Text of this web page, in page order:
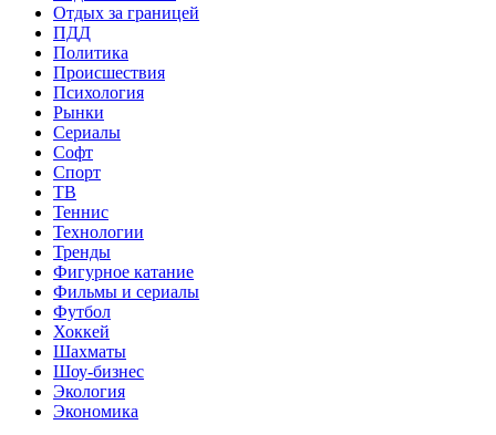
Отдых за границей
ПДД
Политика
Происшествия
Психология
Рынки
Сериалы
Софт
Спорт
ТВ
Теннис
Технологии
Тренды
Фигурное катание
Фильмы и сериалы
Футбол
Хоккей
Шахматы
Шоу-бизнес
Экология
Экономика